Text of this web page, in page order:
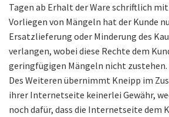
Tagen ab Erhalt der Ware schriftlich
Vorliegen von Mängeln hat der Kunde
Ersatzlieferung oder Minderung des
verlangen, wobei diese Rechte dem
geringfügigen Mängeln nicht zustehen.
Des Weiteren übernimmt Kneipp im
ihrer Internetseite keinerlei Gewähr,
noch dafür, dass die Internetseite dem